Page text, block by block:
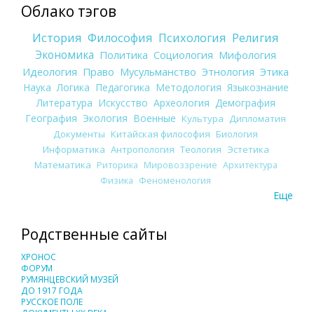
Облако тэгов
История Философия Психология Религия
Экономика Политика Социология Мифология
Идеология Право Мусульманство Этнология Этика
Наука Логика Педагогика Методология Языкознание
Литература Искусство Археология Демография
География Экология Военные Культура
Дипломатия
Документы Китайская философия Биология
Информатика Антропология Теология Эстетика
Математика Риторика Мировоззрение Архитектура
Физика Феноменология
Еще
Родственные сайты
ХРОНОС
ФОРУМ
РУМЯНЦЕВСКИЙ МУЗЕЙ
ДО 1917 ГОДА
РУССКОЕ ПОЛЕ